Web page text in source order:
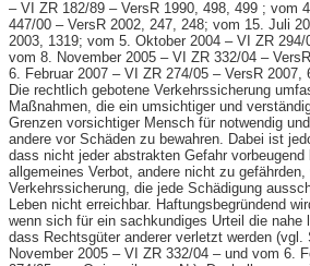
– VI ZR 182/89 – VersR 1990, 498, 499 ; vom
447/00 – VersR 2002, 247, 248; vom 15. Juli
2003, 1319; vom 5. Oktober 2004 – VI ZR
vom 8. November 2005 – VI ZR 332/04 –
6. Februar 2007 – VI ZR 274/05 – VersR 2007,
Die rechtlich gebotene Verkehrssicherung
Maßnahmen, die ein umsichtiger und
Grenzen vorsichtiger Mensch für notwendig
andere vor Schäden zu bewahren. Dabei ist
dass nicht jeder abstrakten Gefahr
allgemeines Verbot, andere nicht zu
Verkehrssicherung, die jede Schädigung
Leben nicht erreichbar. Haftungsbegründend
wenn sich für ein sachkundiges Urteil die nahe
dass Rechtsgüter anderer verletzt werden (vgl.
November 2005 – VI ZR 332/04 – und vom 6.